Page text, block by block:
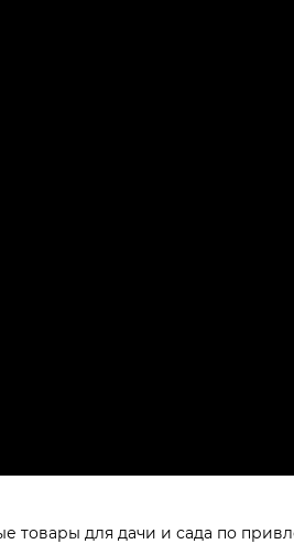
товары для дачи и сада по